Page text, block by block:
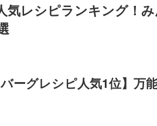
気レシピランキング！
バーグレシピ人気1位】